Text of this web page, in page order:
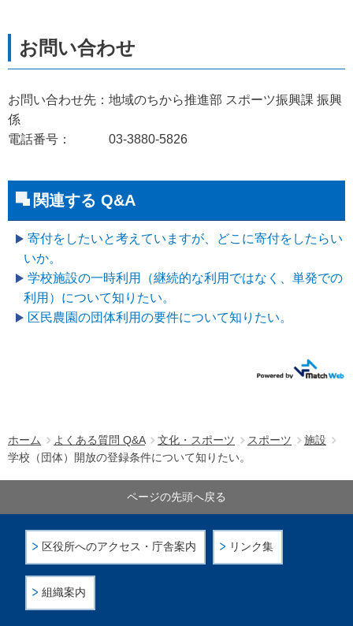
ホーム よくある質問 Q&A 文化・スポーツ スポーツ
施設
学校（団体）開放の登録条件について知りたい。
お問い合わせ先：地域のちから推進部 スポーツ振興課 振興
係
電話番号： 03-3880-5826
関連する Q&A
寄付をしたいと考えていますが、どこに寄付をしたらい
いか。
学校施設の一時利用（継続的な利用ではなく、単発での
利用）について知りたい。
区民農園の団体利用の要件について知りたい。
区役所へのアクセス・庁舎案内 リンク集
組織案内
ページの先頭へ戻る